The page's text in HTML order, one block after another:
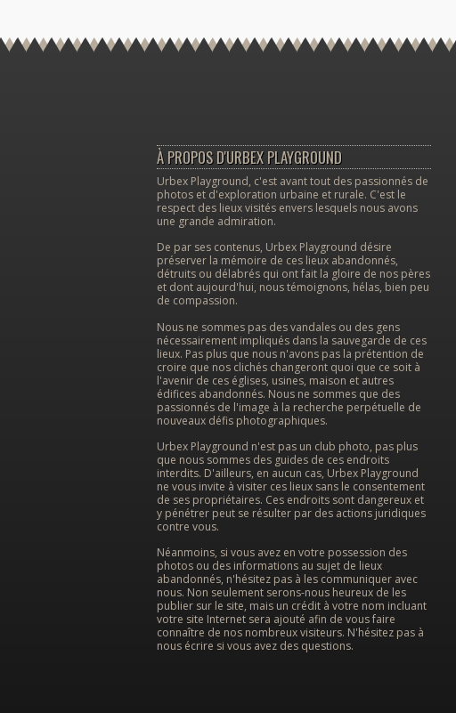
À PROPOS D'URBEX PLAYGROUND
Urbex Playground, c'est avant tout des passionnés de
photos et d'exploration urbaine et rurale. C'est le
respect des lieux visités envers lesquels nous avons
une grande admiration.
De par ses contenus, Urbex Playground désire
préserver la mémoire de ces lieux abandonnés,
détruits ou délabrés qui ont fait la gloire de nos pères
et dont aujourd'hui, nous témoignons, hélas, bien peu
de compassion.
Nous ne sommes pas des vandales ou des gens
nécessairement impliqués dans la sauvegarde de ces
lieux. Pas plus que nous n'avons pas la prétention de
croire que nos clichés changeront quoi que ce soit à
l'avenir de ces églises, usines, maison et autres
édifices abandonnés. Nous ne sommes que des
passionnés de l'image à la recherche perpétuelle de
nouveaux défis photographiques.
Urbex Playground n'est pas un club photo, pas plus
que nous sommes des guides de ces endroits
interdits. D'ailleurs, en aucun cas, Urbex Playground
ne vous invite à visiter ces lieux sans le consentement
de ses propriétaires. Ces endroits sont dangereux et
y pénétrer peut se résulter par des actions juridiques
contre vous.
Néanmoins, si vous avez en votre possession des
photos ou des informations au sujet de lieux
abandonnés, n'hésitez pas à les communiquer avec
nous. Non seulement serons-nous heureux de les
publier sur le site, mais un crédit à votre nom incluant
votre site Internet sera ajouté afin de vous faire
connaître de nos nombreux visiteurs. N'hésitez pas à
nous écrire si vous avez des questions.